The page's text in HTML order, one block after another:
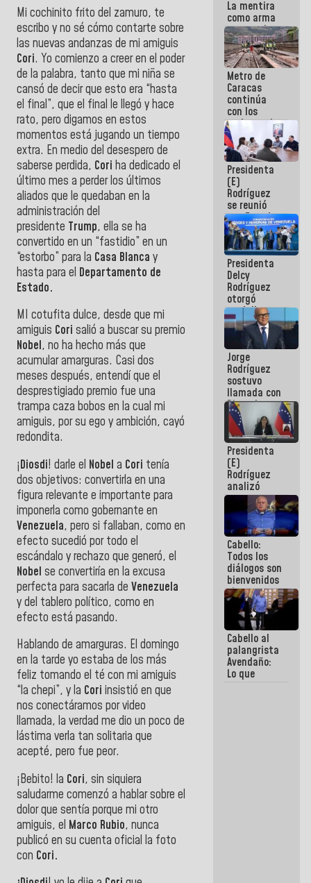
Mi cochinito frito del zamuro, te
escribo y no sé cómo contarte sobre
las nuevas andanzas de mi amiguis
Cori. Yo comienzo a creer en el poder
de la palabra, tanto que mi niña se
cansó de decir que esto era “hasta
el final”, que el final le llegó y hace
rato, pero digamos en estos
momentos está jugando un tiempo
extra. En medio del desespero de
saberse perdida, Cori ha dedicado el
último mes a perder los últimos
aliados que le quedaban en la
administración del
presidente Trump, ella se ha
convertido en un “fastidio” en un
“estorbo” para la Casa Blanca y
hasta para el Departamento de
Estado.
MI cotufita dulce, desde que mi
amiguis Cori salió a buscar su premio
Nobel, no ha hecho más que
acumular amarguras. Casi dos
meses después, entendí que el
desprestigiado premio fue una
trampa caza bobos en la cual mi
amiguis, por su ego y ambición, cayó
redondita.
¡Diosdi! darle el Nobel a Cori tenía
dos objetivos: convertirla en una
figura relevante e importante para
imponerla como gobernante en
Venezuela, pero si fallaban, como en
efecto sucedió por todo el
escándalo y rechazo que generó, el
Nobel se convertiría en la excusa
perfecta para sacarla de Venezuela
y del tablero político, como en
efecto está pasando.
Hablando de amarguras. El domingo
en la tarde yo estaba de los más
feliz tomando el té con mi amiguis
“la chepi”, y la Cori insistió en que
nos conectáramos por video
llamada, la verdad me dio un poco de
lástima verla tan solitaria que
acepté, pero fue peor.
¡Bebito! la Cori, sin siquiera
saludarme comenzó a hablar sobre el
dolor que sentía porque mi otro
amiguis, el Marco Rubio, nunca
publicó en su cuenta oficial la foto
con Cori.
La mentira
como arma
contra el
Pueblo
Metro de
Caracas
continúa
con los
trabajos de
mantenimiento
e inspección
en la Línea 2
Presidenta
(E)
Rodríguez
se reunió
con Estado
Mayor
Eléctrico
para
abordar
planes de
acción
Presidenta
Delcy
Rodríguez
otorgó
medalla
"Héroe de
Venezuela"
a servidores
públicos
Jorge
Rodríguez
sostuvo
llamada con
Dinorah
Figuera y
acuerdan
primer
encuentro
presencial
para el
diálogo
Presidenta
(E)
Rodríguez
analizó
junto a
gobernadores
planes de
recuperación
del Sistema
Eléctrico
Nacional
Cabello:
Todos los
diálogos son
bienvenidos
siempre que
estén en el
marco de la
Constitución
de la
República
Cabello al
palangrista
Avendaño:
Lo que